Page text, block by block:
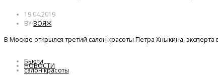
19.04.2019
BYВОЯЖ
В Москве открылся третий салон красоты Петра Хныкина,
НОВОСТИ
Бьюти
салон красоты